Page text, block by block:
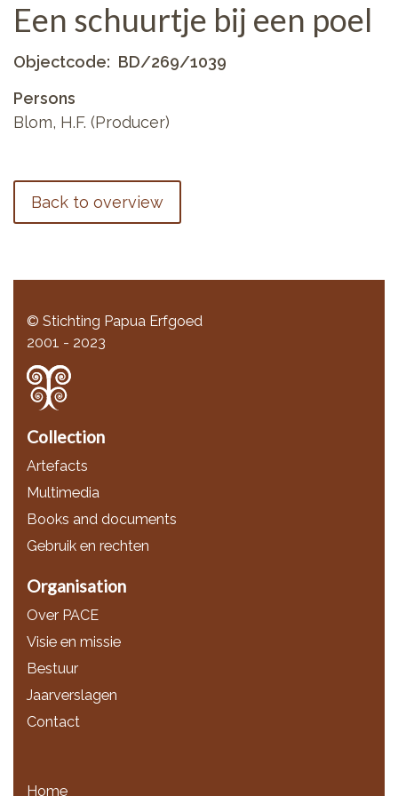
Een schuurtje bij een poel
Objectcode
BD/269/1039
Persons
Blom, H.F. (Producer)
Back to overview
© Stichting Papua Erfgoed
2001 - 2023
Collection
Artefacts
Multimedia
Books and documents
Gebruik en rechten
Organisation
Over PACE
Visie en missie
Bestuur
Jaarverslagen
Contact
Home